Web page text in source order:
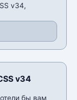
v34,
v34
бы вам